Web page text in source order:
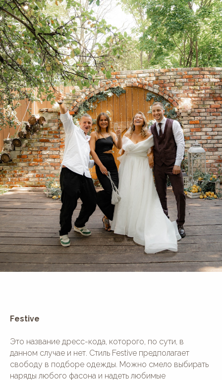
Festive
Это название дресс-кода, которого, по сути, в
данном случае и нет. Стиль Festive предполагает
свободу в подборе одежды. Можно смело выбирать
наряды любого фасона и надеть любимые